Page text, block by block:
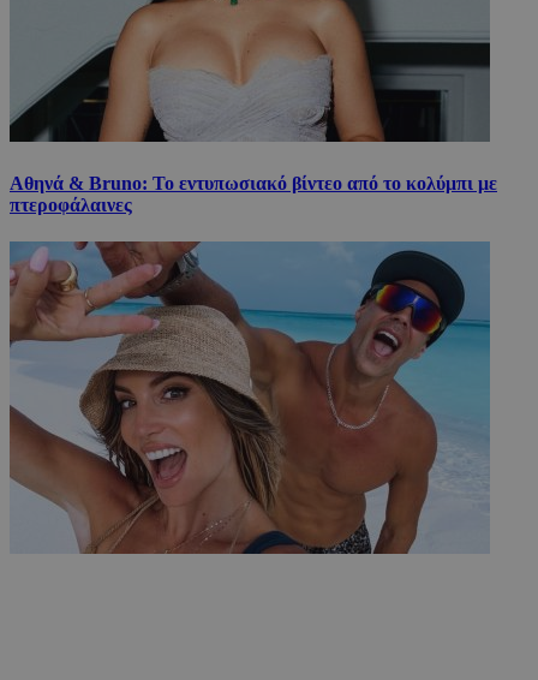
Αθηνά & Bruno: Το εντυπωσιακό βίντεο από το κολύμπι με
πτεροφάλαινες